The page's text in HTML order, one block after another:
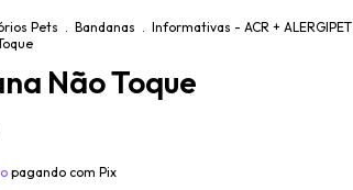
Pets . Bandanas . Informativas - ACR + ALERGIPET
Não Toque
pagando com Pix